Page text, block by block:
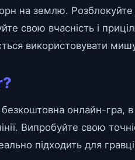
на землю.
свою вчасність і
використовувати
онлайн-гра,
Випробуйте свою
підходить для